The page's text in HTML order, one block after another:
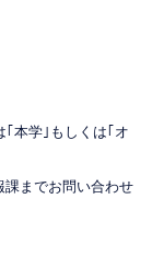
｢本学｣もしくは｢オ
までお問い合わせ